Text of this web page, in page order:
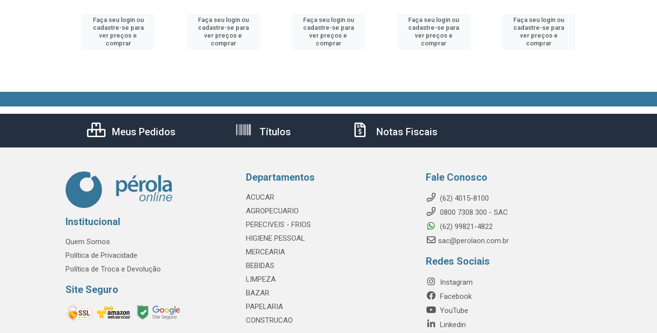
Faça seu login ou
cadastre-se para
ver preços e
comprar
Faça seu login ou
cadastre-se para
ver preços e
comprar
Faça seu login ou
cadastre-se para
ver preços e
comprar
Faça seu login ou
cadastre-se para
ver preços e
comprar
Faça seu login ou
cadastre-se para
ver preços e
comprar
Meus Pedidos Títulos Notas Fiscais
Institucional
Quem Somos
Política de Privacidade
Política de Troca e Devolução
Site Seguro
Departamentos
ACUCAR
AGROPECUARIO
PERECIVEIS - FRIOS
HIGIENE PESSOAL
MERCEARIA
BEBIDAS
LIMPEZA
BAZAR
PAPELARIA
CONSTRUCAO
Fale Conosco
(62) 4015-8100
0800 7308 300 - SAC
(62) 99821-4822
sac@perolaon.com.br
Redes Sociais
Instagram
Facebook
YouTube
Linkedin